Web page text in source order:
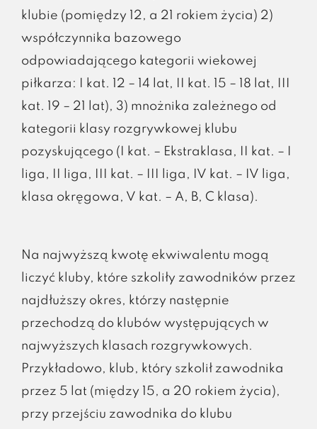
klubie (pomiędzy 12, a 21 rokiem życia) 2)
współczynnika bazowego
odpowiadającego kategorii wiekowej
piłkarza: I kat. 12 – 14 lat, II kat. 15 – 18 lat, III
kat. 19 – 21 lat), 3) mnożnika zależnego od
kategorii klasy rozgrywkowej klubu
pozyskującego (I kat. – Ekstraklasa, II kat. – I
liga, II liga, III kat. – III liga, IV kat. – IV liga,
klasa okręgowa, V kat. – A, B, C klasa).
Na najwyższą kwotę ekwiwalentu mogą
liczyć kluby, które szkoliły zawodników przez
najdłuższy okres, którzy następnie
przechodzą do klubów występujących w
najwyższych klasach rozgrywkowych.
Przykładowo, klub, który szkolił zawodnika
przez 5 lat (między 15, a 20 rokiem życia),
przy przejściu zawodnika do klubu